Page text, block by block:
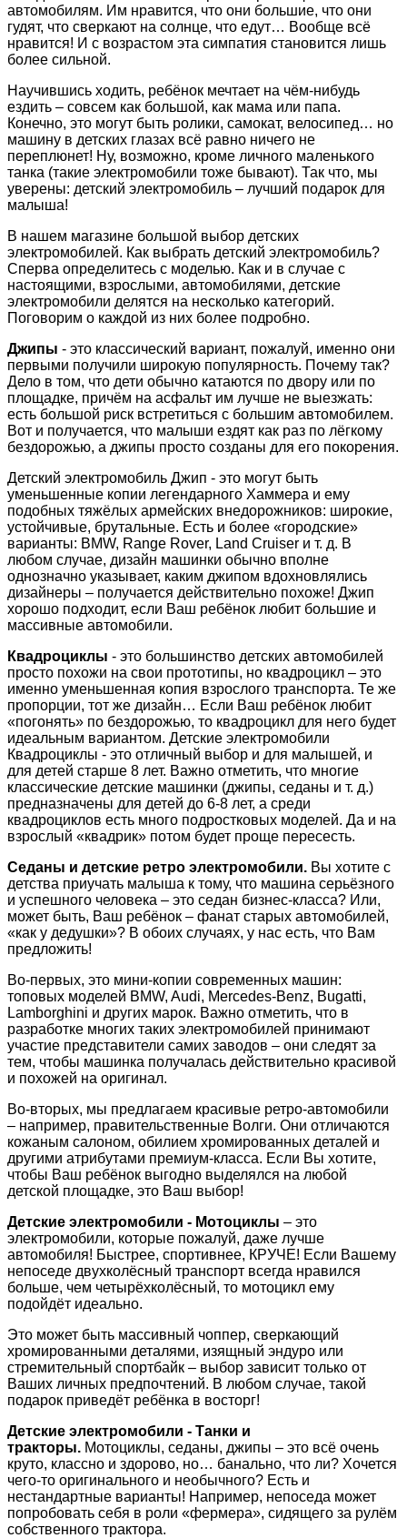
автомобилям. Им нравится, что они большие, что они
гудят, что сверкают на солнце, что едут… Вообще всё
нравится! И с возрастом эта симпатия становится лишь
более сильной.
Научившись ходить, ребёнок мечтает на чём-нибудь
ездить – совсем как большой, как мама или папа.
Конечно, это могут быть ролики, самокат, велосипед… но
машину в детских глазах всё равно ничего не
переплюнет! Ну, возможно, кроме личного маленького
танка (такие электромобили тоже бывают). Так что, мы
уверены: детский электромобиль – лучший подарок для
малыша!
В нашем магазине большой выбор детских
электромобилей. Как выбрать детский электромобиль?
Сперва определитесь с моделью. Как и в случае с
настоящими, взрослыми, автомобилями, детские
электромобили делятся на несколько категорий.
Поговорим о каждой из них более подробно.
Джипы - это классический вариант, пожалуй, именно они
первыми получили широкую популярность. Почему так?
Дело в том, что дети обычно катаются по двору или по
площадке, причём на асфальт им лучше не выезжать:
есть большой риск встретиться с большим автомобилем.
Вот и получается, что малыши ездят как раз по лёгкому
бездорожью, а джипы просто созданы для его покорения.
Детский электромобиль Джип - это могут быть
уменьшенные копии легендарного Хаммера и ему
подобных тяжёлых армейских внедорожников: широкие,
устойчивые, брутальные. Есть и более «городские»
варианты: BMW, Range Rover, Land Cruiser и т. д. В
любом случае, дизайн машинки обычно вполне
однозначно указывает, каким джипом вдохновлялись
дизайнеры – получается действительно похоже! Джип
хорошо подходит, если Ваш ребёнок любит большие и
массивные автомобили.
Квадроциклы - это большинство детских автомобилей
просто похожи на свои прототипы, но квадроцикл – это
именно уменьшенная копия взрослого транспорта. Те же
пропорции, тот же дизайн… Если Ваш ребёнок любит
«погонять» по бездорожью, то квадроцикл для него будет
идеальным вариантом. Детские электромобили
Квадроциклы - это отличный выбор и для малышей, и
для детей старше 8 лет. Важно отметить, что многие
классические детские машинки (джипы, седаны и т. д.)
предназначены для детей до 6-8 лет, а среди
квадроциклов есть много подростковых моделей. Да и на
взрослый «квадрик» потом будет проще пересесть.
Седаны и детские ретро электромобили. Вы хотите с
детства приучать малыша к тому, что машина серьёзного
и успешного человека – это седан бизнес-класса? Или,
может быть, Ваш ребёнок – фанат старых автомобилей,
«как у дедушки»? В обоих случаях, у нас есть, что Вам
предложить!
Во-первых, это мини-копии современных машин:
топовых моделей BMW, Audi, Mercedes-Benz, Bugatti,
Lamborghini и других марок. Важно отметить, что в
разработке многих таких электромобилей принимают
участие представители самих заводов – они следят за
тем, чтобы машинка получалась действительно красивой
и похожей на оригинал.
Во-вторых, мы предлагаем красивые ретро-автомобили
– например, правительственные Волги. Они отличаются
кожаным салоном, обилием хромированных деталей и
другими атрибутами премиум-класса. Если Вы хотите,
чтобы Ваш ребёнок выгодно выделялся на любой
детской площадке, это Ваш выбор!
Детские электромобили - Мотоциклы – это
электромобили, которые пожалуй, даже лучше
автомобиля! Быстрее, спортивнее, КРУЧЕ! Если Вашему
непоседе двухколёсный транспорт всегда нравился
больше, чем четырёхколёсный, то мотоцикл ему
подойдёт идеально.
Это может быть массивный чоппер, сверкающий
хромированными деталями, изящный эндуро или
стремительный спортбайк – выбор зависит только от
Ваших личных предпочтений. В любом случае, такой
подарок приведёт ребёнка в восторг!
Детские электромобили - Танки и
тракторы. Мотоциклы, седаны, джипы – это всё очень
круто, классно и здорово, но… банально, что ли? Хочется
чего-то оригинального и необычного? Есть и
нестандартные варианты! Например, непоседа может
попробовать себя в роли «фермера», сидящего за рулём
собственного трактора.